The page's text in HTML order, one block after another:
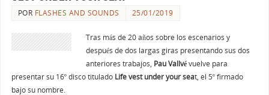
POR FLASHES AND SOUNDS 25/01/2019
Tras más de 20 años sobre los escenarios y
después de dos largas giras presentando sus dos
anteriores trabajos, Pau Vallvévuelve para
presentar su 16º disco titulado Life vest under your seat, el 5º firmado
bajo su nombre.